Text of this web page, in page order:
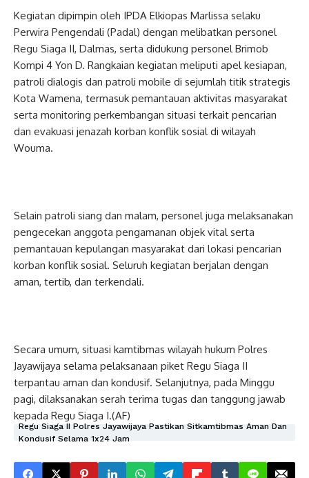
Kegiatan dipimpin oleh IPDA Elkiopas Marlissa selaku
Perwira Pengendali (Padal) dengan melibatkan personel
Regu Siaga II, Dalmas, serta didukung personel Brimob
Kompi 4 Yon D. Rangkaian kegiatan meliputi apel kesiapan,
patroli dialogis dan patroli mobile di sejumlah titik strategis
Kota Wamena, termasuk pemantauan aktivitas masyarakat
serta monitoring perkembangan situasi terkait pencarian
dan evakuasi jenazah korban konflik sosial di wilayah
Wouma.
Selain patroli siang dan malam, personel juga melaksanakan
pengecekan anggota pengamanan objek vital serta
pemantauan kepulangan masyarakat dari lokasi pencarian
korban konflik sosial. Seluruh kegiatan berjalan dengan
aman, tertib, dan terkendali.
Secara umum, situasi kamtibmas wilayah hukum Polres
Jayawijaya selama pelaksanaan piket Regu Siaga II
terpantau aman dan kondusif. Selanjutnya, pada Minggu
pagi, dilaksanakan serah terima tugas dan tanggung jawab
kepada Regu Siaga I.(AF)
Regu Siaga II Polres Jayawijaya Pastikan Sitkamtibmas Aman Dan
Kondusif Selama 1x24 Jam